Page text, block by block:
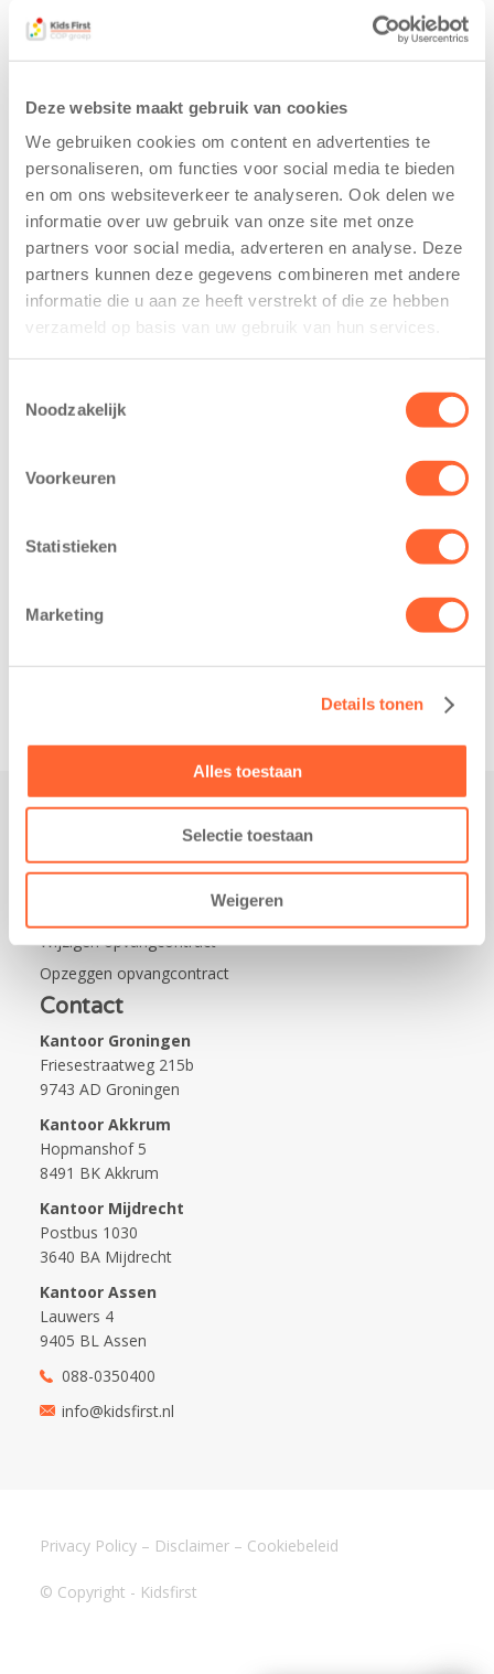
Deze website maakt gebruik van cookies
We gebruiken cookies om content en advertenties te
personaliseren, om functies voor social media te bieden
en om ons websiteverkeer te analyseren. Ook delen we
informatie over uw gebruik van onze site met onze
partners voor social media, adverteren en analyse. Deze
partners kunnen deze gegevens combineren met andere
informatie die u aan ze heeft verstrekt of die ze hebben
verzameld op basis van uw gebruik van hun services.
Noodzakelijk
Voorkeuren
Statistieken
Marketing
Details tonen
Alles toestaan
Selectie toestaan
Weigeren
Kinderen BSO
De
Westerburcht
trainen alvast
voor Kids First
Mini 4 Mijl
7 augustus 2026
Eelde, 6 augustus
2026 – Kinderen
Westerburcht in
kregen een…
Kids First
tekent
koopcontract
voor nieuw
kindcentrum in
wijk Wiarda in
Leeuwarden
11 juni 2026
Leeuwarden –
belangrijke stap
de wijk Wiarda in
Leeuwarden Zuid.
Werken bij Kids First
Wijzigen opvangcontract
Opzeggen opvangcontract
Contact
Kantoor Groningen
Friesestraatweg 215b
9743 AD Groningen
Kantoor Akkrum
Hopmanshof 5
8491 BK Akkrum
Kantoor Mijdrecht
Postbus 1030
3640 BA Mijdrecht
Kantoor Assen
Lauwers 4
9405 BL Assen
088-0350400
info@kidsfirst.nl
© Copyright - Kidsfirst
Privacy Policy – Disclaimer – Cookiebeleid